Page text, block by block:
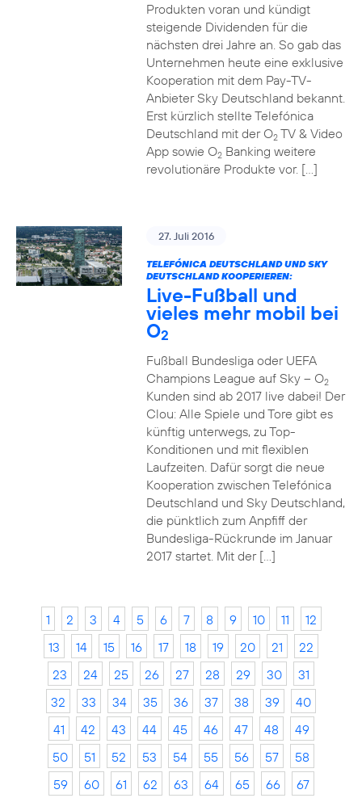
Produkten voran und kündigt
steigende Dividenden für die
nächsten drei Jahre an. So gab das
Unternehmen heute eine exklusive
Kooperation mit dem Pay-TV-
Anbieter Sky Deutschland bekannt.
Erst kürzlich stellte Telefónica
Deutschland mit der O2TV & Video
App sowie O2Banking weitere
revolutionäre Produkte vor. […]
27. Juli 2016
TELEFÓNICA DEUTSCHLAND UND SKY
DEUTSCHLAND KOOPERIEREN:
Live-Fußball und
vieles mehr mobil bei
O2
Fußball Bundesliga oder UEFA
Champions League auf Sky – O2
Kunden sind ab 2017 live dabei! Der
Clou: Alle Spiele und Tore gibt es
künftig unterwegs, zu Top-
Konditionen und mit flexiblen
Laufzeiten. Dafür sorgt die neue
Kooperation zwischen Telefónica
Deutschland und Sky Deutschland,
die pünktlich zum Anpfiff der
Bundesliga-Rückrunde im Januar
2017 startet. Mit der […]
1 2 3 4 5 6 7 8 9 10 11
12
13
14 15 16 17 18 19 20 21
22
23
24 25 26 27 28 29 30
31
32
33 34 35 36 37 38 39
40
41
42 43 44 45 46 47 48
49
50
51 52 53 54 55 56 57
58
59
60 61 62 63 64 65 66
67